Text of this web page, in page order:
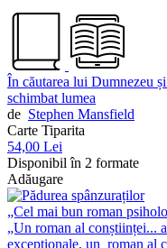
În căutarea lui Dumnezeu
schimbat lumea
de Stephen Mansfield
Carte Tiparita
54,00 Lei
Disponibil în 2 formate
Adăugare
„Cel mai bun roman
„Un roman al conștiinței...
excepționale, un roman al